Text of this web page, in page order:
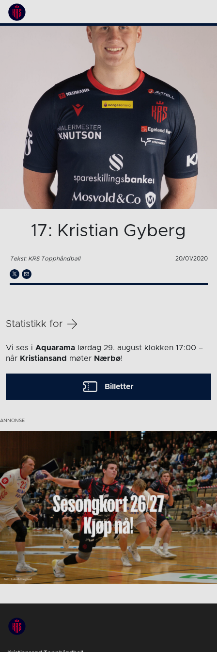
17: Kristian Gyberg
Tekst: KRS Topphåndball 20/01/2020
Statistikk for
Vi ses i Aquarama lørdag 29. august klokken 17:00 –
når Kristiansand møter Nærbø!
Billetter